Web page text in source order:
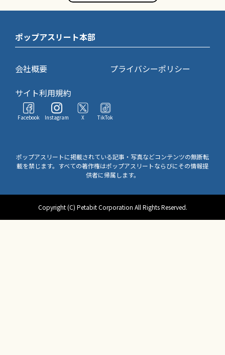
ポップアスリート本部
会社概要
プライバシーポリシー
サイト利用規約
Facebook Instagram X TikTok
ポップアスリートに掲載されている記事・写真などコンテンツの無断転
載を禁じます。すべての著作権はポップアスリートならびにその情報提
供者に帰属します。
Copyright (C) Petabit Corporation All Rights Reserved.